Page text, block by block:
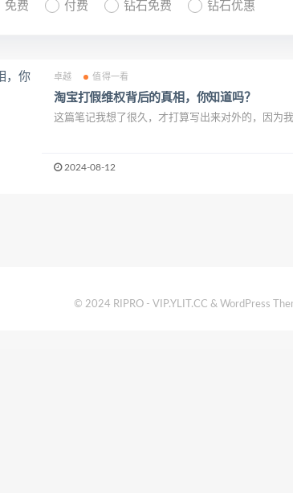
免费 付费 钻石免费 钻石优惠
卓越 值得一看
淘宝打假维权背后的真相，你知道吗？
这篇笔记我想了很久，才打算写出来对外的，因为
2024-08-12
© 2024 RIPRO - VIP.YLIT.CC & WordPress